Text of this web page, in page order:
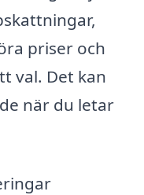
priser och
val. Det kan
när du letar